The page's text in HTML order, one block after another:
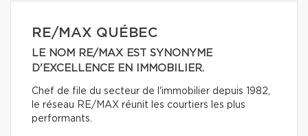
RE/MAX QUÉBEC
LE NOM RE/MAX EST SYNONYME
D'EXCELLENCE EN IMMOBILIER.
Chef de file du secteur de l'immobilier depuis 1982,
le réseau RE/MAX réunit les courtiers les plus
performants.